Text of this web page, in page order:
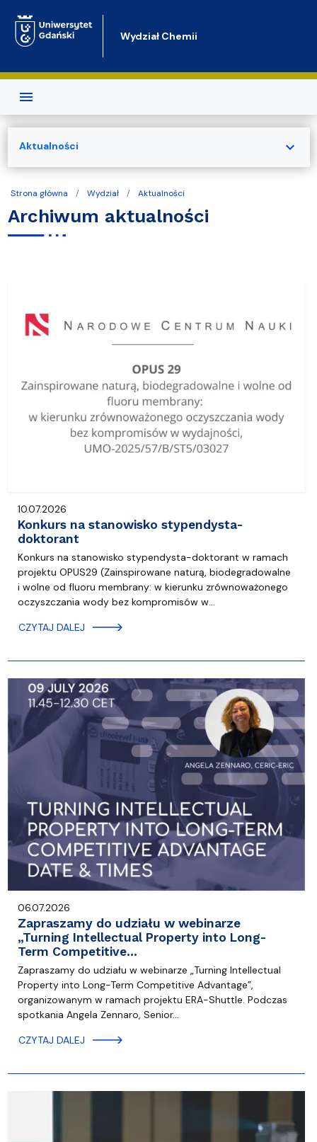
Wydział Chemii
Strona główna Wydział Aktualności
Archiwum aktualności
10.07.2026
Konkurs na stanowisko stypendysta-
doktorant
Konkurs na stanowisko stypendysta-doktorant w ramach
projektu OPUS29 (Zainspirowane naturą, biodegradowalne
i wolne od fluoru membrany: w kierunku zrównoważonego
oczyszczania wody bez kompromisów w…
CZYTAJ DALEJ
06.07.2026
Zapraszamy do udziału w webinarze
„Turning Intellectual Property into Long-
Term Competitive…
Zapraszamy do udziału w webinarze „Turning Intellectual
Property into Long-Term Competitive Advantage”,
organizowanym w ramach projektu ERA-Shuttle. Podczas
spotkania Angela Zennaro, Senior…
CZYTAJ DALEJ
Aktualności expand_more